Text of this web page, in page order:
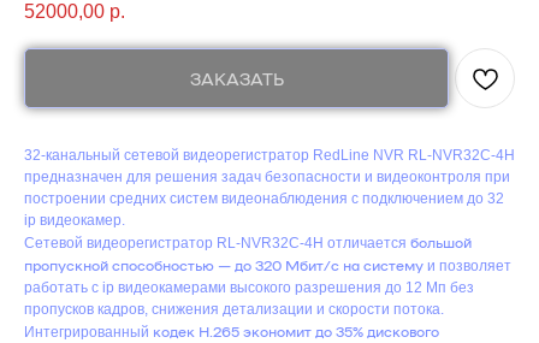
52000,00 р.
ЗАКАЗАТЬ
32-канальный сетевой видеорегистратор RedLine NVR RL-NVR32C-4H
предназначен для решения задач безопасности и видеоконтроля при
построении средних систем видеонаблюдения с подключением до 32
ip видеокамер.
Сетевой видеорегистратор RL-NVR32C-4H отличается большой
пропускной способностью — до 320 Мбит/с на систему и позволяет
работать с ip видеокамерами высокого разрешения до 12 Мп без
пропусков кадров, снижения детализации и скорости потока.
Интегрированный кодек H.265 экономит до 35% дискового